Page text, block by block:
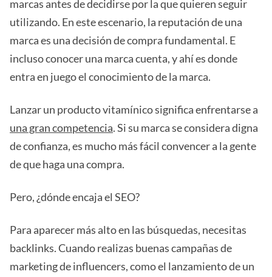
marcas antes de decidirse por la que quieren seguir
utilizando. En este escenario, la reputación de una
marca es una decisión de compra fundamental. E
incluso conocer una marca cuenta, y ahí es donde
entra en juego el conocimiento de la marca.
Lanzar un producto vitamínico significa enfrentarse a
una gran competencia. Si su marca se considera digna
de confianza, es mucho más fácil convencer a la gente
de que haga una compra.
Pero, ¿dónde encaja el SEO?
Para aparecer más alto en las búsquedas, necesitas
backlinks. Cuando realizas buenas campañas de
marketing de influencers, como el lanzamiento de un